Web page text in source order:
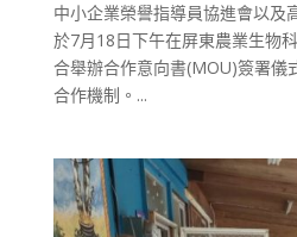
中小企業榮譽指導員協進會以及
於7月18日下午在屏東農業生物
合舉辦合作意向書(MOU)簽署儀
合作機制。...